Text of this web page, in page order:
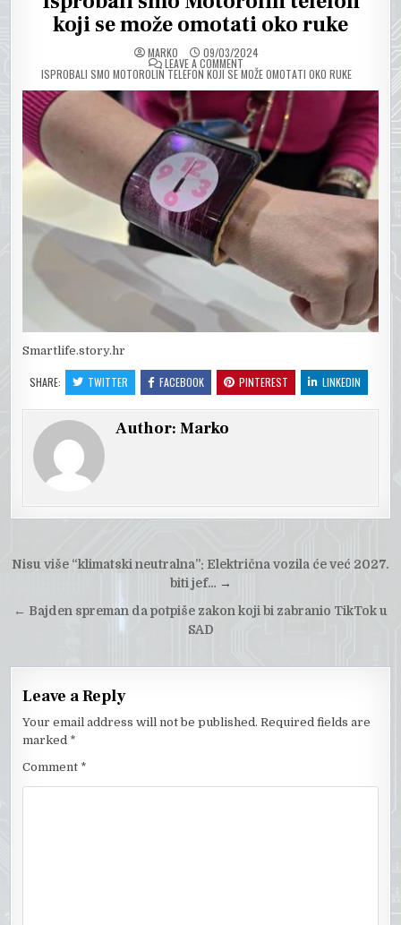
koji se može omotati oko ruke
MARKO 09/03/2024
LEAVE A COMMENTON
ISPROBALI SMO MOTOROLIN TELEFON KOJI SE MOŽE OMOTATI OKO RUKE
Smartlife.story.hr
SHARE: TWITTER FACEBOOK PINTEREST LINKEDIN
Author:Marko
Post
Nisu više “klimatski neutralna”: Električna vozila će već 2027.
biti jef… →
← Bajden spreman da potpiše zakon koji bi zabranio TikTok u
SAD
Leave a Reply
Your email address will not be published. Required fields are
marked *
Comment *